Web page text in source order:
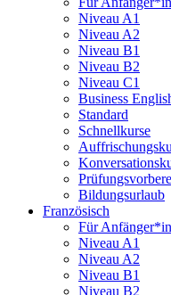
Niveau A1
Niveau A2
Niveau B1
Niveau B2
Niveau C1
Business
Standard
Schnellkurse
Bildungsurlaub
Französisch
Für
Niveau A1
Niveau A2
Niveau B1
Niveau B2